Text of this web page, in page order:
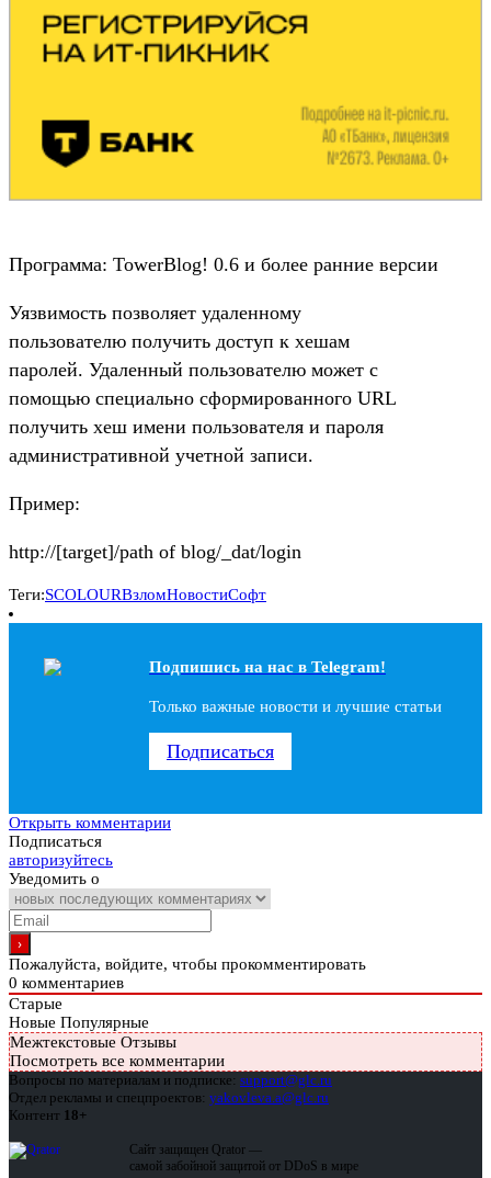
Программа: TowerBlog! 0.6 и более ранние версии
Уязвимость позволяет удаленному
пользователю получить доступ к хешам
паролей. Удаленный пользователю может с
помощью специально сформированного URL
получить хеш имени пользователя и пароля
административной учетной записи.
Пример:
http://[target]/path of blog/_dat/login
Теги:SCOLOURВзломНовостиСофт
Подпишись на наc в Telegram!
Только важные новости и лучшие статьи
Подписаться
Открыть комментарии
Подписаться
авторизуйтесь
Уведомить о
Пожалуйста, войдите, чтобы прокомментировать
0 комментариев
Старые
Новые Популярные
Межтекстовые Отзывы
Посмотреть все комментарии
Вопросы по материалам и подписке: support@glc.ru
Отдел рекламы и спецпроектов: yakovleva.a@glc.ru
Контент 18+
Сайт защищен Qrator —
самой забойной защитой от DDoS в мире